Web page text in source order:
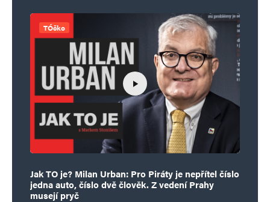
TÓčko
Jak TO je? Milan Urban: Pro Piráty je nepřítel číslo
jedna auto, číslo dvě člověk. Z vedení Prahy
musejí pryč